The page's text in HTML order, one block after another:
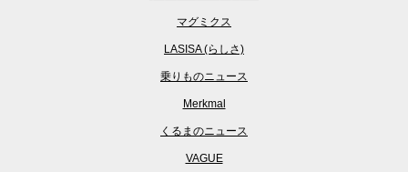
マグミクス
LASISA (らしさ)
乗りものニュース
Merkmal
くるまのニュース
VAGUE